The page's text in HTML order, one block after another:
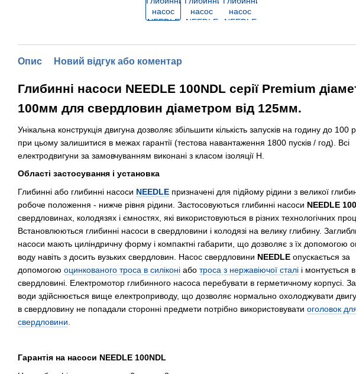
Опис Новий відгук або коментар
Глибинні насоси NEEDLE 100NDL серії Premium
100мм для свердловин діаметром від 125мм.
Унікальна конструкція двигуна дозволяє збільшити кількість запусків на годину до 100
при цьому залишитися в межах гарантії (тестова навантаження 1800 пусків / год). Всі
електродвигуни за замовчуванням виконані з класом ізоляції H.
Області застосування і установка
Глибинні або глибинні насоси NEEDLE призначені для підйому рідини з великої
робоче положення - нижче рівня рідини. Застосовуються глибинні насоси NEEDLE
свердловинах, колодязях і ємностях, які використовуються в різних технологічних
Встановлюються глибинні насоси в свердловини і колодязі на велику глибину.
насоси мають циліндричну форму і компактні габарити, що дозволяє з їх допомогою
воду навіть з досить вузьких свердловин. Насос свердловини NEEDLE опускається за
допомогою оцинкованого троса в силіконі або троса з нержавіючої сталі і монтується в
свердловині. Електромотор глибинного насоса перебувати в герметичному корпусі.
води здійснюється вище електроприводу, що дозволяє нормально охолоджувати
в свердловину не попадали сторонні предмети потрібно використовувати оголовок
свердловини
Гарантія на насоси NEEDLE 100NDL